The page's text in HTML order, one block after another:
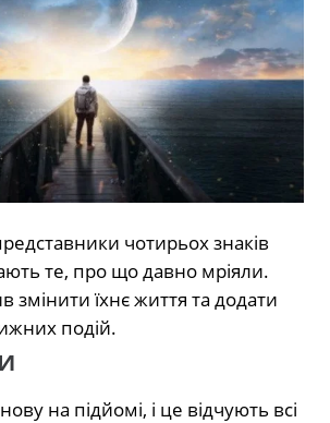
чотирьох знаків
те, про що давно мріяли.
змінити їхнє життя та додати
подій.
на підйомі, і це відчують всі